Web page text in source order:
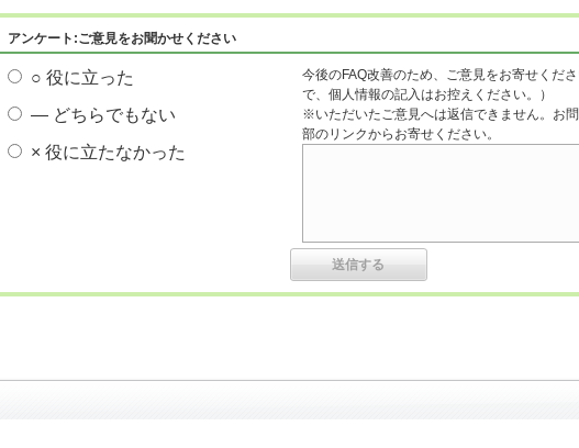
アンケート:ご意見をお聞かせください
○ 役に立った
― どちらでもない
× 役に立たなかった
今後のFAQ改善のため、ご意見をお寄せくだ
で、個人情報の記入はお控えください。）
※いただいたご意見へは返信できません。お
部のリンクからお寄せください。